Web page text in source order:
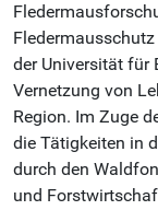
der Universität für
Vernetzung von
Region. Im Zuge
die Tätigkeiten in
durch den
und